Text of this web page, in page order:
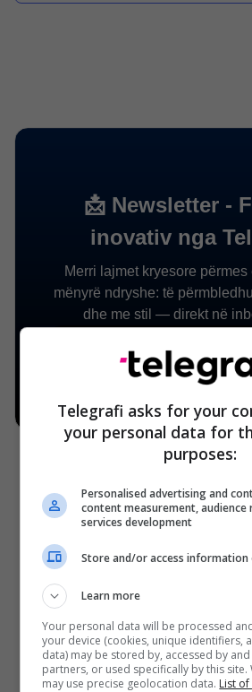
Telegrafi asks for your
your personal data for
purposes:
Personalised advertising and
content measurement, audience
services development
Store and/or access information
Learn more
Your personal data will be processed
your device (cookies, unique identifiers,
data) may be stored by, accessed by
partners, or used specifically by this
may use precise geolocation data. List